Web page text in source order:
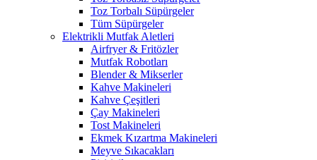
Toz Torbalı Süpürgeler
Tüm Süpürgeler
Elektrikli Mutfak Aletleri
Airfryer & Fritözler
Mutfak Robotları
Blender & Mikserler
Kahve Makineleri
Kahve Çeşitleri
Çay Makineleri
Tost Makineleri
Ekmek Kızartma Makineleri
Meyve Sıkacakları